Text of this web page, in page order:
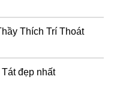
Thích Trí Thoát
đẹp nhất